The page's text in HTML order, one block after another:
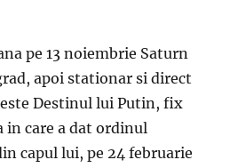
pe 13 noiembrie Saturn
apoi stationar si direct
Destinul lui Putin, fix
in care a dat ordinul
capul lui, pe 24 februarie